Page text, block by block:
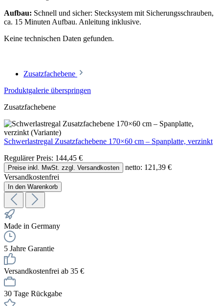
Aufbau: Schnell und sicher: Stecksystem mit Sicherungsschrauben,
ca. 15 Minuten Aufbau. Anleitung inklusive.
Keine technischen Daten gefunden.
Zusatzfachebene
Produktgalerie überspringen
Zusatzfachebene
Schwerlastregal Zusatzfachebene 170×60 cm – Spanplatte, verzinkt
Regulärer Preis: 144,45 €
Preise inkl. MwSt. zzgl. Versandkosten
netto: 121,39 €
Versandkostenfrei
In den Warenkorb
Made in Germany
5 Jahre Garantie
Versandkostenfrei ab 35 €
30 Tage Rückgabe